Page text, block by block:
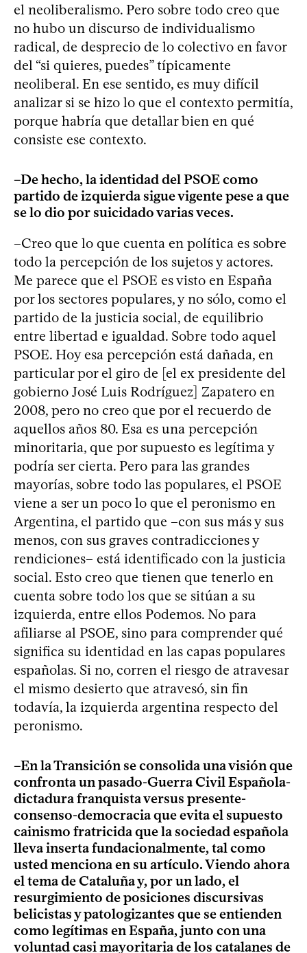
el neoliberalismo. Pero sobre todo creo que
no hubo un discurso de individualismo
radical, de desprecio de lo colectivo en favor
del “si quieres, puedes” típicamente
neoliberal. En ese sentido, es muy difícil
analizar si se hizo lo que el contexto permitía,
porque habría que detallar bien en qué
consiste ese contexto.
–De hecho, la identidad del PSOE como
partido de izquierda sigue vigente pese a que
se lo dio por suicidado varias veces.
–Creo que lo que cuenta en política es sobre
todo la percepción de los sujetos y actores.
Me parece que el PSOE es visto en España
por los sectores populares, y no sólo, como el
partido de la justicia social, de equilibrio
entre libertad e igualdad. Sobre todo aquel
PSOE. Hoy esa percepción está dañada, en
particular por el giro de [el ex presidente del
gobierno José Luis Rodríguez] Zapatero en
2008, pero no creo que por el recuerdo de
aquellos años 80. Esa es una percepción
minoritaria, que por supuesto es legítima y
podría ser cierta. Pero para las grandes
mayorías, sobre todo las populares, el PSOE
viene a ser un poco lo que el peronismo en
Argentina, el partido que –con sus más y sus
menos, con sus graves contradicciones y
rendiciones– está identificado con la justicia
social. Esto creo que tienen que tenerlo en
cuenta sobre todo los que se sitúan a su
izquierda, entre ellos Podemos. No para
afiliarse al PSOE, sino para comprender qué
significa su identidad en las capas populares
españolas. Si no, corren el riesgo de atravesar
el mismo desierto que atravesó, sin fin
todavía, la izquierda argentina respecto del
peronismo.
–En la Transición se consolida una visión que
confronta un pasado-Guerra Civil Española-
dictadura franquista versus presente-
consenso-democracia que evita el supuesto
cainismo fratricida que la sociedad española
lleva inserta fundacionalmente, tal como
usted menciona en su artículo. Viendo ahora
el tema de Cataluña y, por un lado, el
resurgimiento de posiciones discursivas
belicistas y patologizantes que se entienden
como legítimas en España, junto con una
voluntad casi mayoritaria de los catalanes de